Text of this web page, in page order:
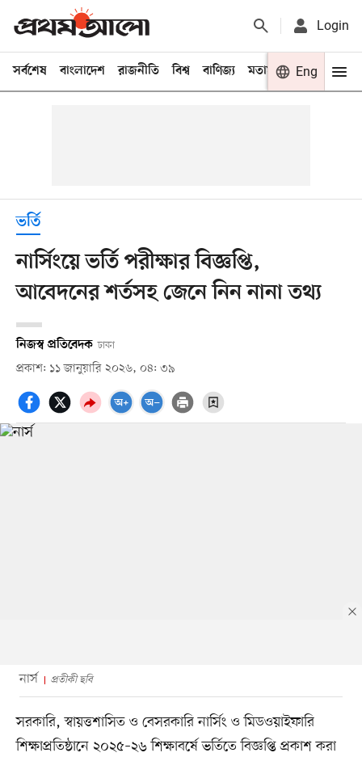
Login
সর্বশেষ বাংলাদেশ রাজনীতি বিশ্ব বাণিজ্য মতামত খেলা
Eng
ভর্তি
নার্সিংয়ে ভর্তি পরীক্ষার বিজ্ঞপ্তি,
আবেদনের শর্তসহ জেনে নিন নানা তথ্য
নিজস্ব প্রতিবেদক ঢাকা
প্রকাশ: ১১ জানুয়ারি ২০২৬, ০৪: ৩৯
নার্স প্রতীকী ছবি
সরকারি, স্বায়ত্তশাসিত ও বেসরকারি নার্সিং ও মিডওয়াইফারি
শিক্ষাপ্রতিষ্ঠানে ২০২৫–২৬ শিক্ষাবর্ষে ভর্তিতে বিজ্ঞপ্তি প্রকাশ করা